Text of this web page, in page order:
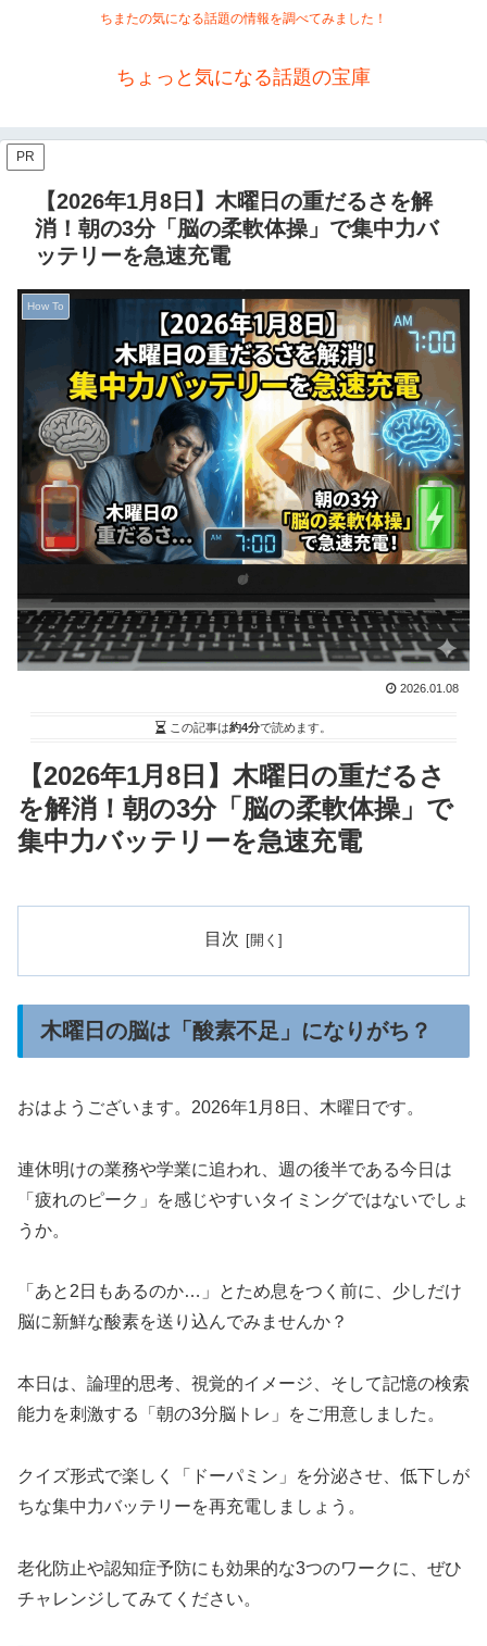
ちまたの気になる話題の情報を調べてみました！
ちょっと気になる話題の宝庫
PR
【2026年1月8日】木曜日の重だるさを解
消！朝の3分「脳の柔軟体操」で集中力バ
ッテリーを急速充電
How To
2026.01.08
この記事は約4分で読めます。
【2026年1月8日】木曜日の重だるさ
を解消！朝の3分「脳の柔軟体操」で
集中力バッテリーを急速充電
目次
木曜日の脳は「酸素不足」になりがち？
おはようございます。2026年1月8日、木曜日です。
連休明けの業務や学業に追われ、週の後半である今日は
「疲れのピーク」を感じやすいタイミングではないでしょ
うか。
「あと2日もあるのか…」とため息をつく前に、少しだけ
脳に新鮮な酸素を送り込んでみませんか？
本日は、論理的思考、視覚的イメージ、そして記憶の検索
能力を刺激する「朝の3分脳トレ」をご用意しました。
クイズ形式で楽しく「ドーパミン」を分泌させ、低下しが
ちな集中力バッテリーを再充電しましょう。
老化防止や認知症予防にも効果的な3つのワークに、ぜひ
チャレンジしてみてください。